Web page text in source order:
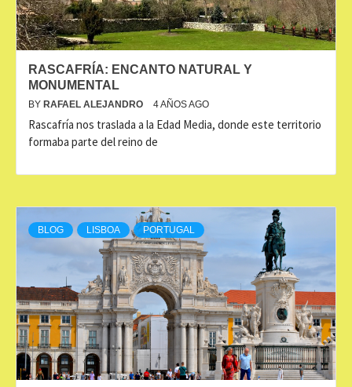
RASCAFRÍA: ENCANTO NATURAL Y
MONUMENTAL
BY RAFAEL ALEJANDRO 4 AÑOS AGO
Rascafría nos traslada a la Edad Media, donde este territorio
formaba parte del reino de
BLOG LISBOA PORTUGAL